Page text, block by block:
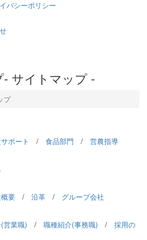
バシーポリシー
- サイトマップ -
プ
ポート / 食品部門 / 営農指導
要 / 沿革 / グループ会社
営業職) / 職種紹介(事務職) / 採用の